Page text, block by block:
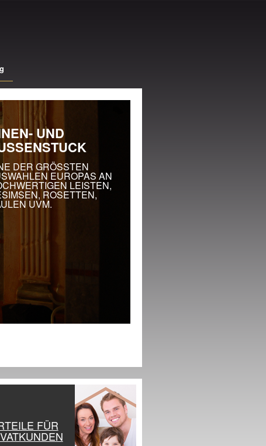
UND
DER GRÖSSTEN
EUROPAS AN
LEISTEN,
ROSETTEN,
UVM.
FÜR